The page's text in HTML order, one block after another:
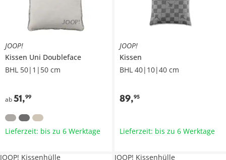
JOOP!
Kissen Uni Doubleface
BHL 50|1|50 cm
ab51,99
Lieferzeit: bis zu 6 Werktage
JOOP!
Kissen
BHL 40|10|40 cm
89,95
Lieferzeit: bis zu 6 Werktage
JOOP! Kissenhülle JOOP! Kissenhülle